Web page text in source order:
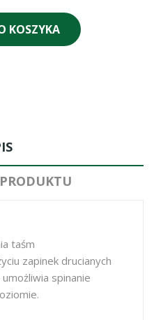
KOSZYKA
taśm
zapinek drucianych
spinanie